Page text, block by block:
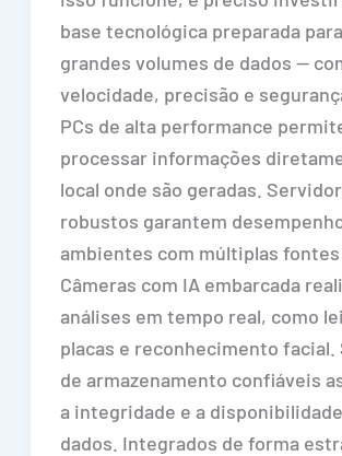
base tecnológica preparada
grandes volumes de dados —
velocidade, precisão e
PCs de alta performance
processar informações
local onde são geradas.
robustos garantem
ambientes com múltiplas fontes
Câmeras com IA embarcada
análises em tempo real, como
placas e reconhecimento facial.
de armazenamento confiáveis
a integridade e a
dados. Integrados de forma